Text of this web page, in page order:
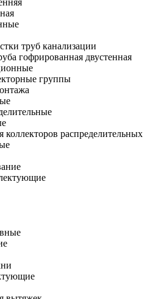
труб канализации
гофрированная двустенная
группы
распределительных